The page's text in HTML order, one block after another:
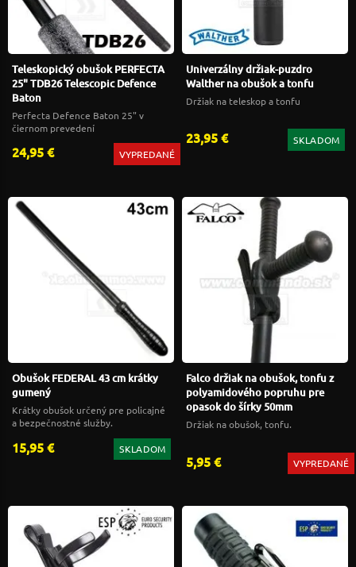
Teleskopický obušok PERFECTA
25" TDB26 Telescopic Defence
Baton
Perfecta Defence Baton 25" v
čiernom prevedení
24,95 € VYPREDANÉ
Univerzálny držiak-puzdro
Walther na obušok a tonfu
Držiak na teleskop a tonfu
23,95 € SKLADOM
Obušok FEDERAL 43 cm krátky
gumený
Krátky obušok určený pre policajné
a bezpečnostné služby.
15,95 € SKLADOM
Falco držiak na obušok, tonfu z
polyamidového popruhu pre
opasok do šírky 50mm
Držiak na obušok, tonfu.
5,95 € VYPREDANÉ